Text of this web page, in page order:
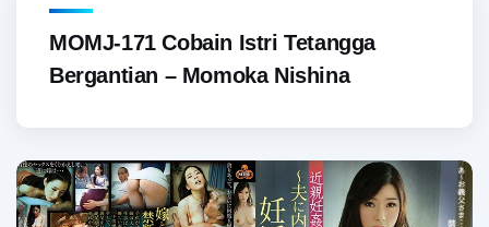
MOMJ-171 Cobain Istri Tetangga
Bergantian – Momoka Nishina